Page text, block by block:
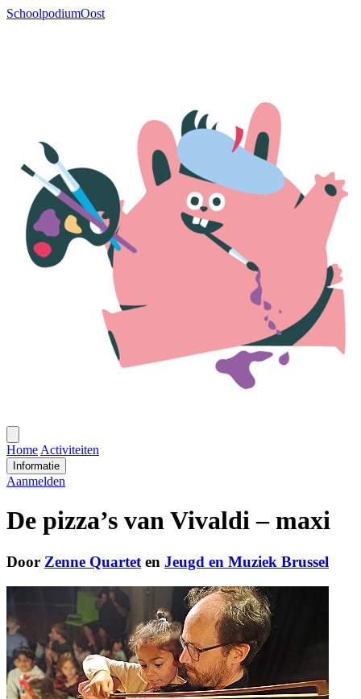
SchoolpodiumOost
menu
Home Activiteiten
Informatie
Aanmelden
De pizza’s van Vivaldi – maxi
Door Zenne Quartet en Jeugd en Muziek Brussel